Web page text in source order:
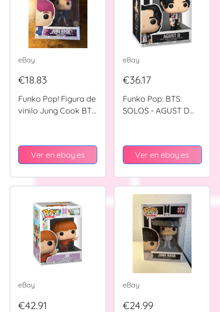
eBay
€18.83
Funko Pop! Figura de
vinilo Jung Cook BTS
Ver en ebay.es
eBay
€36.17
Funko Pop: BTS:
SOLOS - AGUST D
Ver en ebay.es
eBay
€42.91
eBay
€24.99